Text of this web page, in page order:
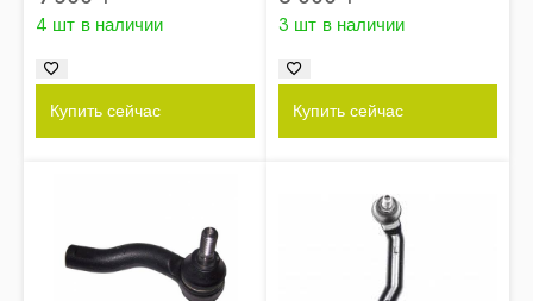
4 шт в наличии
Купить сейчас
3 шт в наличии
Купить сейчас